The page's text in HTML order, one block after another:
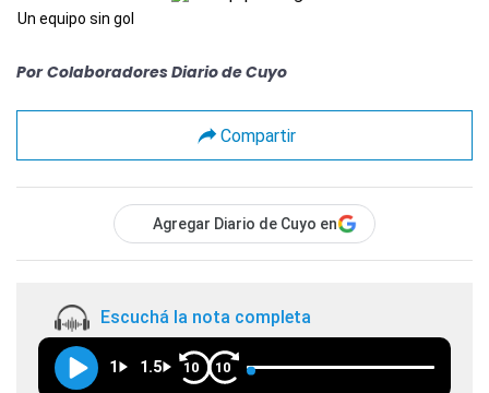
Un equipo sin gol
Por Colaboradores Diario de Cuyo
Compartir
Agregar Diario de Cuyo en
Escuchá la nota completa
1 1.5 10 10